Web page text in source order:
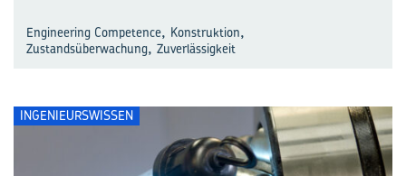
Engineering Competence, Konstruktion,
Zustandsüberwachung, Zuverlässigkeit
INGENIEURSWISSEN